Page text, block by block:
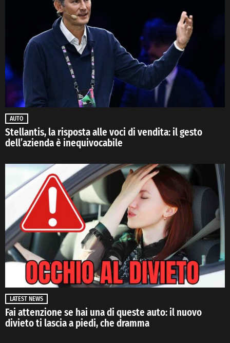
AUTO
Stellantis, la risposta alle voci di vendita: il gesto
dell’azienda è inequivocabile
LATEST NEWS
Fai attenzione se hai una di queste auto: il nuovo
divieto ti lascia a piedi, che dramma